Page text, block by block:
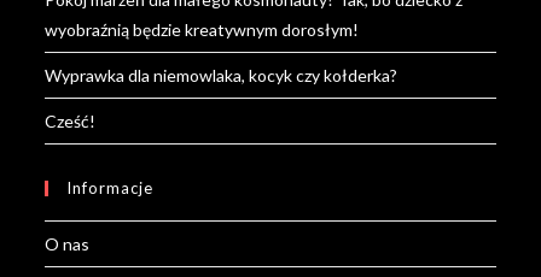
wyobraźnią będzie kreatywnym dorosłym!
Wyprawka dla niemowlaka, kocyk czy kołderka?
Cześć!
Informacje
O nas